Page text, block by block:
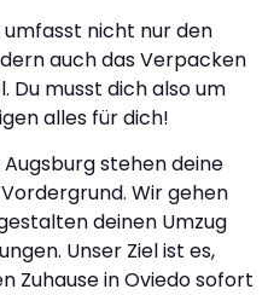
nicht nur den
auch das Verpacken
Du musst dich also um
alles für dich!
stehen deine
Wir gehen
deinen Umzug
Unser Ziel ist es,
Zuhause in Oviedo sofort